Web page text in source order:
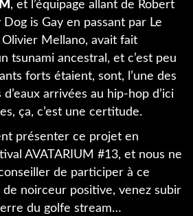
, et l’équipage allant de Robert
is Gay en passant par Le
Mellano, avait fait
tsunami ancestral, et c’est peu
forts étaient, sont, l’une des
arrivées au hip-hop d’ici
ça, c’est une certitude.
présenter ce projet en
AVATARIUM #13, et nous ne
de participer à ce
noirceur positive, venez subir
du golfe stream…